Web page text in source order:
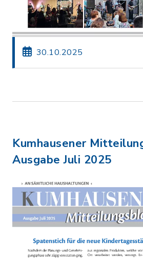
30.10.2025
Kumhausener
Ausgabe Juli 2025